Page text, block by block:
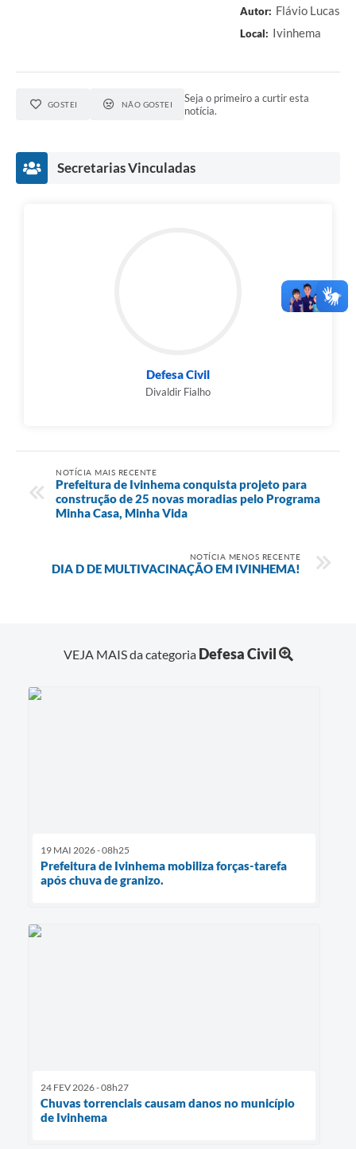
Autor: Flávio Lucas
Local: Ivinhema
GOSTEI NÃO GOSTEI
Seja o primeiro a curtir esta
notícia.
Secretarias Vinculadas
Defesa Civil
Divaldir Fialho
NOTÍCIA MAIS RECENTE
Prefeitura de Ivinhema conquista projeto para
construção de 25 novas moradias pelo Programa
Minha Casa, Minha Vida
NOTÍCIA MENOS RECENTE
DIA D DE MULTIVACINAÇÃO EM IVINHEMA!
VEJA MAIS da categoria Defesa Civil
19 MAI 2026 - 08h25
Prefeitura de Ivinhema mobiliza forças-tarefa
após chuva de granizo.
24 FEV 2026 - 08h27
Chuvas torrenciais causam danos no município
de Ivinhema